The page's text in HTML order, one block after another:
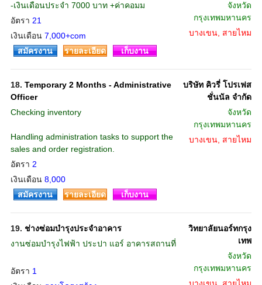
-เงินเดือนประจำ 7000 บาท +ค่าคอมม
อัตรา 21
เงินเดือน 7,000+com
จังหวัด
กรุงเทพมหานคร
บางเขน, สายไหม
สมัครงาน
รายละเอียด เก็บงาน
18. Temporary 2 Months - Administrative
Officer
Checking inventory
Handling administration tasks to support the
sales and order registration.
อัตรา 2
เงินเดือน 8,000
บริษัท คิวรี่ โปรเฟส
ชั่นนัล จำกัด
จังหวัด
กรุงเทพมหานคร
บางเขน, สายไหม
สมัครงาน รายละเอียด เก็บงาน
19. ช่างซ่อมบำรุงประจำอาคาร
งานซ่อมบำรุงไฟฟ้า ประปา แอร์ อาคารสถานที่
อัตรา 1
วิทยาลัยนอร์ทกรุง
เทพ
จังหวัด
กรุงเทพมหานคร